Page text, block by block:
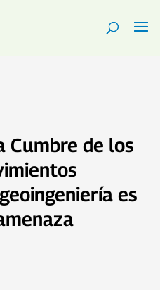
Cumbre de los
es